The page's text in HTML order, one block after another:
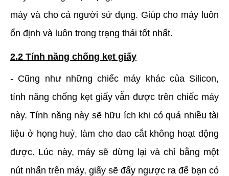
máy và cho cả người sử dụng. Giúp cho máy luôn
ổn định và luôn trong trạng thái tốt nhất.
2.2 Tính năng chống kẹt giấy
- Cũng như những chiếc máy khác của Silicon,
tính năng chống kẹt giấy vẫn được trên chiếc máy
này. Tính năng này sẽ hữu ích khi có quá nhiều tài
liệu ở họng huỷ, làm cho dao cắt không hoạt động
được. Lúc này, máy sẽ dừng lại và chỉ bằng một
nút nhấn trên máy, giấy sẽ đẩy ngược ra để bạn có